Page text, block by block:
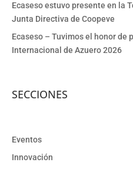
Ecaseso estuvo presente en la
Junta Directiva de Coopeve
Ecaseso – Tuvimos el honor de
Internacional de Azuero 2026
SECCIONES
Eventos
Innovación